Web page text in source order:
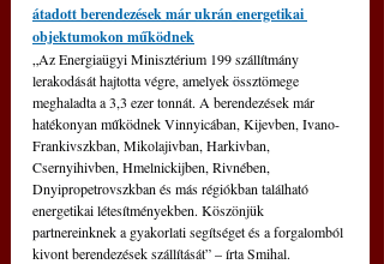
átadott berendezések már ukrán energetikai
objektumokon működnek
„Az Energiaügyi Minisztérium 199 szállítmány
lerakodását hajtotta végre, amelyek össztömege
meghaladta a 3,3 ezer tonnát. A berendezések már
hatékonyan működnek Vinnyicában, Kijevben, Ivano-
Frankivszkban, Mikolajivban, Harkivban,
Csernyihivben, Hmelnickijben, Rivnében,
Dnyipropetrovszkban és más régiókban található
energetikai létesítményekben. Köszönjük
partnereinknek a gyakorlati segítséget és a forgalomból
kivont berendezések szállítását” – írta Smihal.